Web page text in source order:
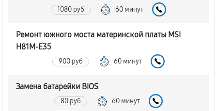
1080 руб 60 минут
Ремонт южного моста материнской платы MSI
H81M-E35
900 руб 60 минут
Замена батарейки BIOS
80 руб 60 минут